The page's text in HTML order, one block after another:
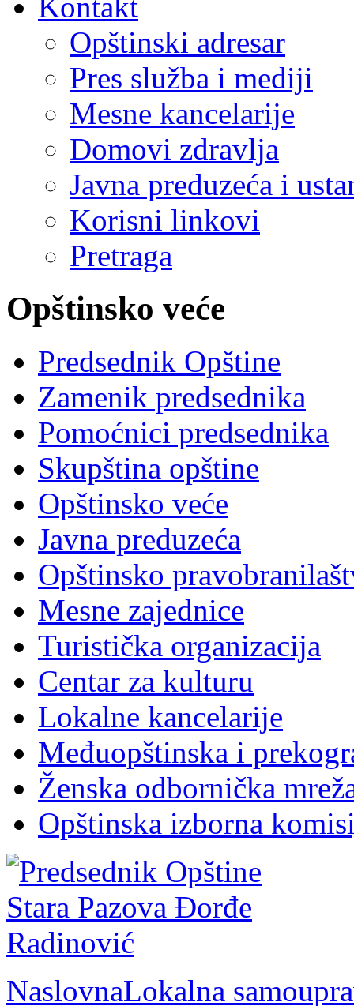
Opštinski adresar
Pres služba i mediji
Mesne kancelarije
Domovi zdravlja
Javna preduzeća i
Korisni linkovi
Pretraga
Opštinsko veće
Predsednik Opštine
Zamenik predsednika
Pomoćnici predsednika
Skupština opštine
Opštinsko veće
Javna preduzeća
Opštinsko
Mesne zajednice
Turistička organizacija
Centar za kulturu
Lokalne kancelarije
Međuopštinska i
Ženska odbornička
Opštinska izborna
NaslovnaLokalna